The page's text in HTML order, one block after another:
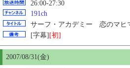
26:00-27:30
191ch
サーフ・アカデミー 恋のマヒ
[字幕] [初]
2007/08/31(金)